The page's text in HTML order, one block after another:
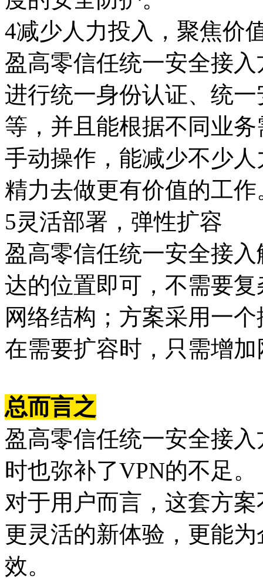
4减少人力投入，聚焦价
盈高零信任统一安全接
进行统一身份认证、统
等，并且能根据不同业
手动操作，能减少不少
精力去做更有价值的工作
5灵活部署，弹性扩容
盈高零信任统一安全接
达的位置即可，不需要
网络结构；方案采用一
在需要扩容时，只需增
总而言之
盈高零信任统一安全接
时也弥补了VPN的不足。
对于用户而言，这套方
更灵活的新体验，更能
效。